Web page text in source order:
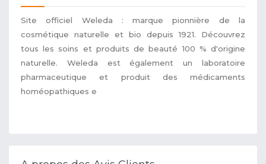
Site officiel Weleda : marque pionnière de la
cosmétique naturelle et bio depuis 1921. Découvrez
tous les soins et produits de beauté 100 % d'origine
naturelle. Weleda est également un laboratoire
pharmaceutique et produit des médicaments
homéopathiques e